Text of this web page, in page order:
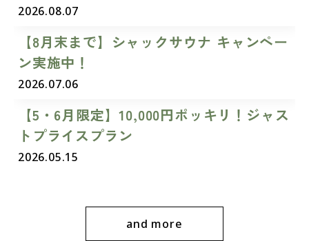
2026.08.07
【8月末まで】シャックサウナ キャンペー
ン実施中！
2026.07.06
【5・6月限定】10,000円ポッキリ！ジャス
トプライスプラン
2026.05.15
and more